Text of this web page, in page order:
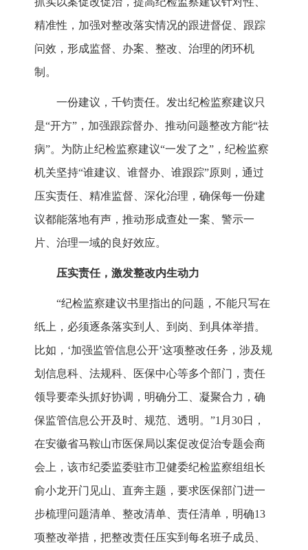
精准性，加强对整改落实情况的跟进督促、跟踪
问效，形成监督、办案、整改、治理的闭环机
制。
一份建议，千钧责任。发出纪检监察建议只
是“开方”，加强跟踪督办、推动问题整改方能“祛
病”。为防止纪检监察建议“一发了之”，纪检监察
机关坚持“谁建议、谁督办、谁跟踪”原则，通过
压实责任、精准监督、深化治理，确保每一份建
议都能落地有声，推动形成查处一案、警示一
片、治理一域的良好效应。
压实责任，激发整改内生动力
“纪检监察建议书里指出的问题，不能只写在
纸上，必须逐条落实到人、到岗、到具体举措。
比如，‘加强监管信息公开’这项整改任务，涉及规
划信息科、法规科、医保中心等多个部门，责任
领导要牵头抓好协调，明确分工、凝聚合力，确
保监管信息公开及时、规范、透明。”1月30日，
在安徽省马鞍山市医保局以案促改促治专题会商
会上，该市纪委监委驻市卫健委纪检监察组组长
俞小龙开门见山、直奔主题，要求医保部门进一
步梳理问题清单、整改清单、责任清单，明确13
项整改举措，把整改责任压实到每名班子成员、